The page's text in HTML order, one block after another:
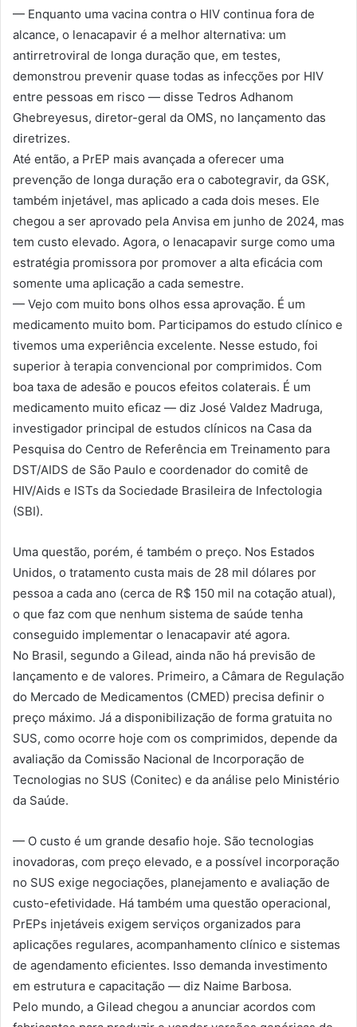
— Enquanto uma vacina contra o HIV continua fora de
alcance, o lenacapavir é a melhor alternativa: um
antirretroviral de longa duração que, em testes,
demonstrou prevenir quase todas as infecções por HIV
entre pessoas em risco — disse Tedros Adhanom
Ghebreyesus, diretor-geral da OMS, no lançamento das
diretrizes.
Até então, a PrEP mais avançada a oferecer uma
prevenção de longa duração era o cabotegravir, da GSK,
também injetável, mas aplicado a cada dois meses. Ele
chegou a ser aprovado pela Anvisa em junho de 2024, mas
tem custo elevado. Agora, o lenacapavir surge como uma
estratégia promissora por promover a alta eficácia com
somente uma aplicação a cada semestre.
— Vejo com muito bons olhos essa aprovação. É um
medicamento muito bom. Participamos do estudo clínico e
tivemos uma experiência excelente. Nesse estudo, foi
superior à terapia convencional por comprimidos. Com
boa taxa de adesão e poucos efeitos colaterais. É um
medicamento muito eficaz — diz José Valdez Madruga,
investigador principal de estudos clínicos na Casa da
Pesquisa do Centro de Referência em Treinamento para
DST/AIDS de São Paulo e coordenador do comitê de
HIV/Aids e ISTs da Sociedade Brasileira de Infectologia
(SBI).
Uma questão, porém, é também o preço. Nos Estados
Unidos, o tratamento custa mais de 28 mil dólares por
pessoa a cada ano (cerca de R$ 150 mil na cotação atual),
o que faz com que nenhum sistema de saúde tenha
conseguido implementar o lenacapavir até agora.
No Brasil, segundo a Gilead, ainda não há previsão de
lançamento e de valores. Primeiro, a Câmara de Regulação
do Mercado de Medicamentos (CMED) precisa definir o
preço máximo. Já a disponibilização de forma gratuita no
SUS, como ocorre hoje com os comprimidos, depende da
avaliação da Comissão Nacional de Incorporação de
Tecnologias no SUS (Conitec) e da análise pelo Ministério
da Saúde.
— O custo é um grande desafio hoje. São tecnologias
inovadoras, com preço elevado, e a possível incorporação
no SUS exige negociações, planejamento e avaliação de
custo-efetividade. Há também uma questão operacional,
PrEPs injetáveis exigem serviços organizados para
aplicações regulares, acompanhamento clínico e sistemas
de agendamento eficientes. Isso demanda investimento
em estrutura e capacitação — diz Naime Barbosa.
Pelo mundo, a Gilead chegou a anunciar acordos com